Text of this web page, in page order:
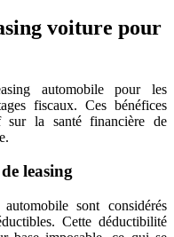
voiture pour
automobile pour les
fiscaux. Ces bénéfices
sur la santé financière de
leasing
sont considérés
Cette déductibilité